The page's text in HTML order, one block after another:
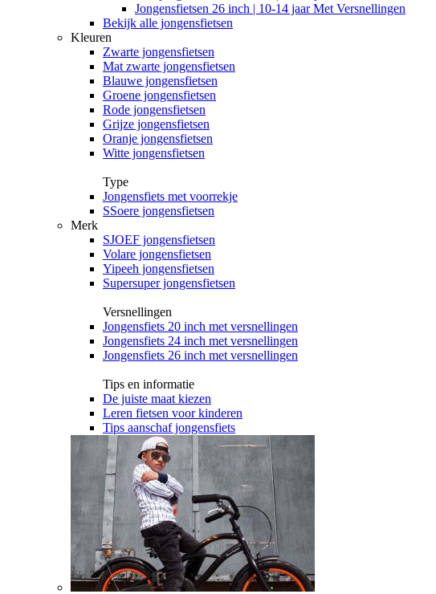
Jongensfietsen 26 inch | 10-14 jaar Met Versnellingen
Bekijk alle jongensfietsen
Kleuren
Zwarte jongensfietsen
Mat zwarte jongensfietsen
Blauwe jongensfietsen
Groene jongensfietsen
Rode jongensfietsen
Grijze jongensfietsen
Oranje jongensfietsen
Witte jongensfietsen
Type
Jongensfiets met voorrekje
SSoere jongensfietsen
Merk
SJOEF jongensfietsen
Volare jongensfietsen
Yipeeh jongensfietsen
Supersuper jongensfietsen
Versnellingen
Jongensfiets 20 inch met versnellingen
Jongensfiets 24 inch met versnellingen
Jongensfiets 26 inch met versnellingen
Tips en informatie
De juiste maat kiezen
Leren fietsen voor kinderen
Tips aanschaf jongensfiets